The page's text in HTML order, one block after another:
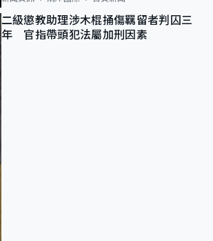
二級懲教助理涉木棍捅傷羈留者判囚三
年 官指帶頭犯法屬加刑因素